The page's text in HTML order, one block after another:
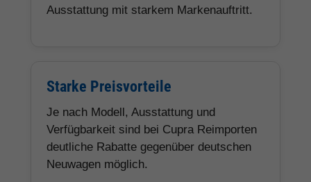
Ausstattung mit starkem Markenauftritt.
Starke Preisvorteile
Je nach Modell, Ausstattung und
Verfügbarkeit sind bei Cupra Reimporten
deutliche Rabatte gegenüber deutschen
Neuwagen möglich.